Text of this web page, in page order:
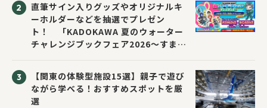
直筆サイン入りグッズやオリジナルキ
ーホルダーなどを抽選でプレゼン
ト！ 「KADOKAWA 夏のウォーター
チャレンジブックフェア2026～すまな
【関東の体験型施設15選】親子で遊び
ながら学べる！おすすめスポットを厳
選